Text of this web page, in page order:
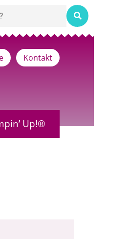
Kontakt
Up!®